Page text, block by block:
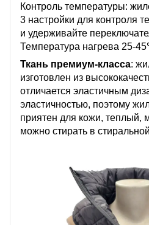
Контроль температуры:
3 настройки для контроля
и удерживайте
Температура нагрева 25-
Ткань премиум-класса:
изготовлен из
отличается эластичным
эластичностью, поэтому
приятен для кожи, теплый,
можно стирать в